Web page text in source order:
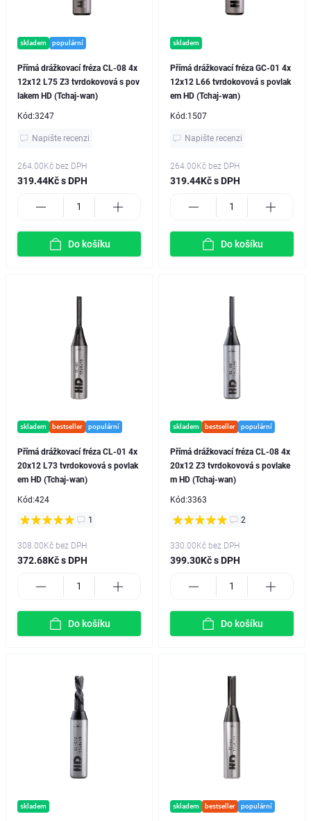
skladem populární
Přímá drážkovací fréza CL-08 4x
12x12 L75 Z3 tvrdokovová s pov
lakem HD (Tchaj-wan)
Kód:3247
Napište recenzi
264.00Kč bez DPH
319.44Kč s DPH
Do košíku
skladem
Přímá drážkovací fréza GC-01 4x
12x12 L66 tvrdokovová s povlak
em HD (Tchaj-wan)
Kód:1507
Napište recenzi
264.00Kč bez DPH
319.44Kč s DPH
Do košíku
skladem bestseller populární
Přímá drážkovací fréza CL-01 4x
20x12 L73 tvrdokovová s povlak
em HD (Tchaj-wan)
Kód:424
1
308.00Kč bez DPH
372.68Kč s DPH
Do košíku
skladem bestseller populární
Přímá drážkovací fréza CL-08 4x
20x12 Z3 tvrdokovová s povlake
m HD (Tchaj-wan)
Kód:3363
2
330.00Kč bez DPH
399.30Kč s DPH
Do košíku
skladem skladem bestseller populární